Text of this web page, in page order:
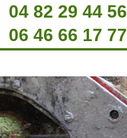
04 82 29 44 56
06 46 66 17 77